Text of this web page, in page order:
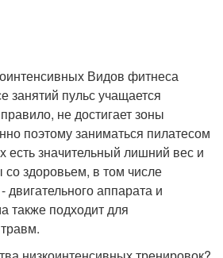
Видов фитнеса
занятий пульс учащается
не достигает зоны
поэтому заниматься пилатесом
есть значительный лишний вес и
здоровьем, в том числе
аппарата и
также подходит для